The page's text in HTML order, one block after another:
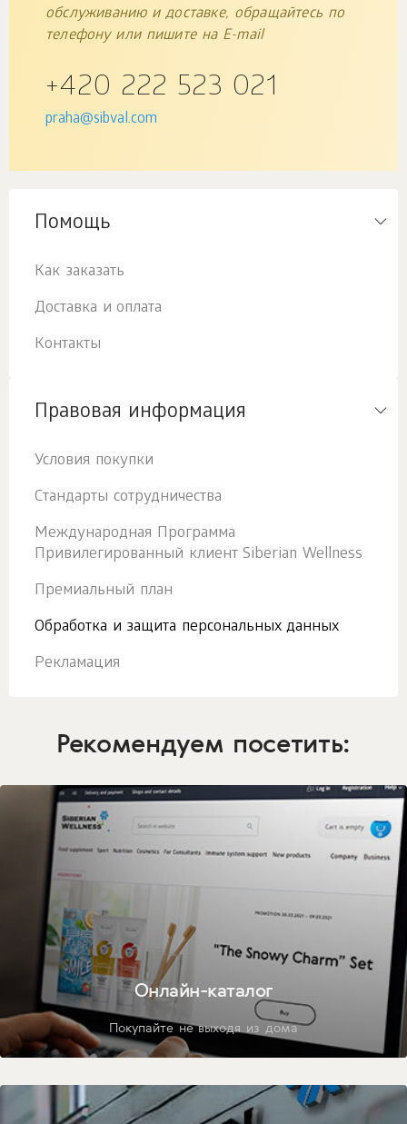
обслуживанию и доставке, обращайтесь по
телефону или пишите на E-mail
+420 222 523 021
praha@sibval.com
Помощь
Как заказать
Доставка и оплата
Контакты
Правовая информация
Условия покупки
Стандарты сотрудничества
Международная Программа
Привилегированный клиент Siberian Wellness
Премиальный план
Обработка и защита персональных данных
Рекламация
Рекомендуем посетить:
Онлайн-каталог
Покупайте не выходя из дома